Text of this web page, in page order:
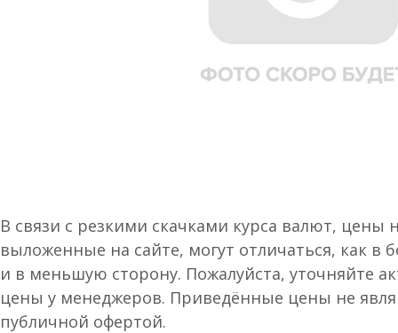
В связи с резкими скачками курса валют, цены
выложенные на сайте, могут отличаться, как в
и в меньшую сторону. Пожалуйста, уточняйте
цены у менеджеров. Приведённые цены не
публичной офертой.